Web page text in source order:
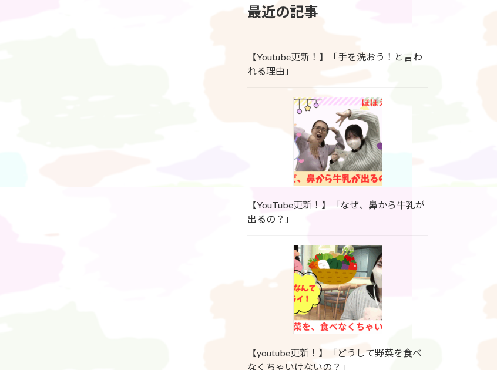
最近の記事
【Youtube更新！】「手を洗おう！と言わ
れる理由」
【YouTube更新！】「なぜ、鼻から牛乳が
出るの？」
【youtube更新！】「どうして野菜を食べ
なくちゃいけないの？」